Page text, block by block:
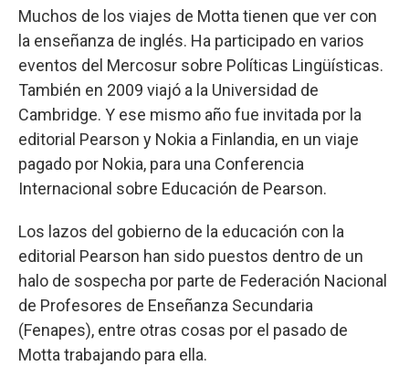
Muchos de los viajes de Motta tienen que ver con
la enseñanza de inglés. Ha participado en varios
eventos del Mercosur sobre Políticas Lingüísticas.
También en 2009 viajó a la Universidad de
Cambridge. Y ese mismo año fue invitada por la
editorial Pearson y Nokia a Finlandia, en un viaje
pagado por Nokia, para una Conferencia
Internacional sobre Educación de Pearson.
Los lazos del gobierno de la educación con la
editorial Pearson han sido puestos dentro de un
halo de sospecha por parte de Federación Nacional
de Profesores de Enseñanza Secundaria
(Fenapes), entre otras cosas por el pasado de
Motta trabajando para ella.